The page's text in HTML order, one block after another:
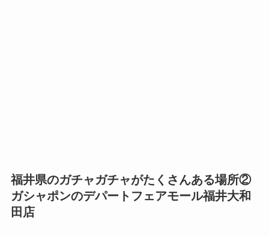
福井県のガチャガチャがたくさんある場所②
ガシャポンのデパートフェアモール福井大和
田店